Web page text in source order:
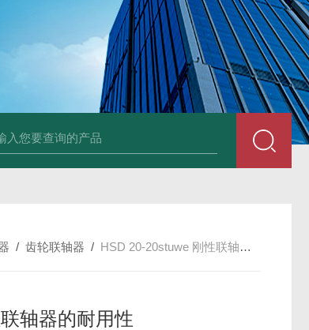
P 24VMarco SPA带有螺旋青铜齿轮的自吸电动泵
/齿轮联轴器 / HSD 20-20stuwe 刚性联轴器的耐用性
轴器的耐用性